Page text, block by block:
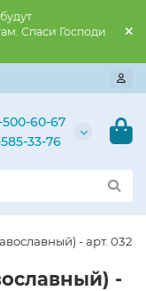
Спаси Господи
60-67
33-76
- арт. 03278
-